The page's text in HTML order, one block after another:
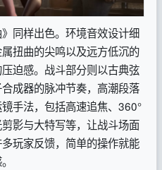
同样出色。环境音效设计细
扭曲的尖鸣以及远方低沉的
迫感。战斗部分则以古典弦
成器的脉冲节奏，高潮段落
手法，包括高速追焦、360°
影与大特写等，让战斗场面
玩家反馈，简单的操作就能